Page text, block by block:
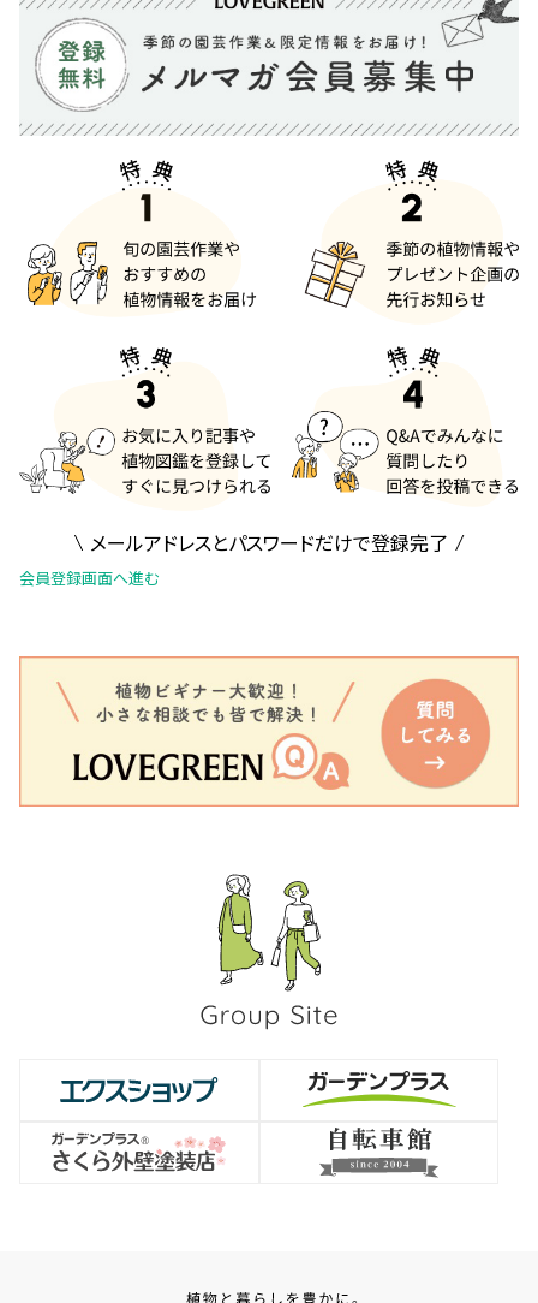
メールアドレスとパスワードだけで登録完了
会員登録画面へ進む